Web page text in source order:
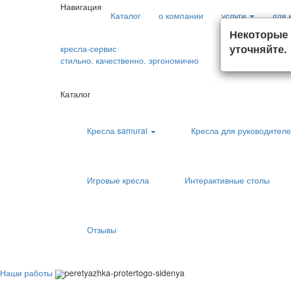
Навигация
Каталог о компании услуги для
кресла-сервис
стильно. качественно. эргономично
+7 (922) 527-
Каталог
Кресла samurai Кресла для
Игровые кресла Интерактивные столы
Отзывы
Наши работы peretyazhka-protertogo-sidenya
уточняйте.